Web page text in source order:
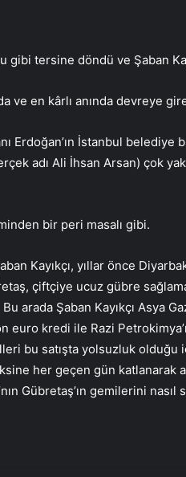
gibi tersine döndü ve Şaban
en kârlı anında devreye
Erdoğan’ın İstanbul belediye
adı Ali İhsan Arsan) çok
bir peri masalı gibi.
Kayıkçı, yıllar önce
çiftçiye ucuz gübre
Bu arada Şaban Kayıkçı Asya
euro kredi ile Razi
bu satışta yolsuzluk olduğu
her geçen gün katlanarak
Gübretaş’ın gemilerini nasıl